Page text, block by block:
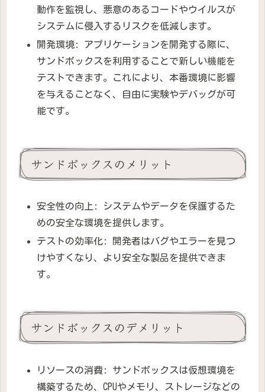
動作を監視し、悪意のあるコードやウイルスが
システムに侵入するリスクを低減します。
開発環境: アプリケーションを開発する際に、
サンドボックスを利用することで新しい機能を
テストできます。これにより、本番環境に影響
を与えることなく、自由に実験やデバッグが可
能です。
サンドボックスのメリット
安全性の向上: システムやデータを保護するた
めの安全な環境を提供します。
テストの効率化: 開発者はバグやエラーを見つ
けやすくなり、より安全な製品を提供できま
す。
サンドボックスのデメリット
リソースの消費: サンドボックスは仮想環境を
構築するため、CPUやメモリ、ストレージなどの